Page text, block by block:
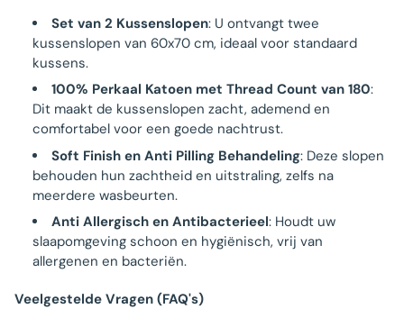
Set van 2 Kussenslopen: U ontvangt twee
kussenslopen van 60x70 cm, ideaal voor standaard
kussens.
100% Perkaal Katoen met Thread Count van 180:
Dit maakt de kussenslopen zacht, ademend en
comfortabel voor een goede nachtrust.
Soft Finish en Anti Pilling Behandeling: Deze slopen
behouden hun zachtheid en uitstraling, zelfs na
meerdere wasbeurten.
Anti Allergisch en Antibacterieel: Houdt uw
slaapomgeving schoon en hygiënisch, vrij van
allergenen en bacteriën.
Veelgestelde Vragen (FAQ's)